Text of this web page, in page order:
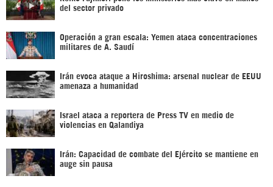
del sector privado
Operación a gran escala: Yemen ataca concentraciones
militares de A. Saudí
Irán evoca ataque a Hiroshima: arsenal nuclear de EEUU
amenaza a humanidad
Israel ataca a reportera de Press TV en medio de
violencias en Qalandiya
Irán: Capacidad de combate del Ejército se mantiene en
auge sin pausa